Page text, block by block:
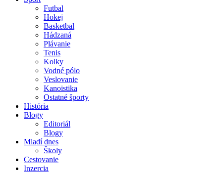
Futbal
Hokej
Basketbal
Hádzaná
Plávanie
Tenis
Kolky
Vodné pólo
Veslovanie
Kanoistika
Ostatné športy
História
Blogy
Editoriál
Blogy
Mladí dnes
Školy
Cestovanie
Inzercia